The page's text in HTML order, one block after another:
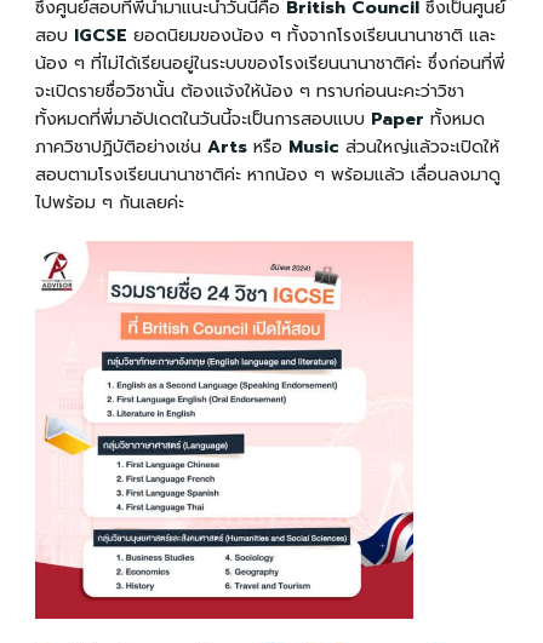
ซึ่งศูนย์สอบที่พี่นำมาแนะนำวันนี้คือ British Councilซึ่งเป็นศูนย์
สอบ IGCSE ยอดนิยมของน้อง ๆ ทั้งจากโรงเรียนนานาชาติ และ
น้อง ๆ ที่ไม่ได้เรียนอยู่ในระบบของโรงเรียนนานาชาติค่ะ ซึ่งก่อนที่พี่
จะเปิดรายชื่อวิชานั้น ต้องแจ้งให้น้อง ๆ ทราบก่อนนะคะว่าวิชา
ทั้งหมดที่พี่มาอัปเดตในวันนี้จะเป็นการสอบแบบ Paper ทั้งหมด
ภาควิชาปฏิบัติอย่างเช่น Artsหรือ Music ส่วนใหญ่แล้วจะเปิดให้
สอบตามโรงเรียนนานาชาติค่ะ หากน้อง ๆ พร้อมแล้ว เลื่อนลงมาดู
ไปพร้อม ๆ กันเลยค่ะ